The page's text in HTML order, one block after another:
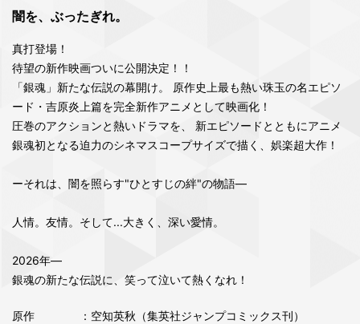
闇を、ぶったぎれ。
真打登場！
待望の新作映画ついに公開決定！！
「銀魂」新たな伝説の幕開け。 原作史上最も熱い珠玉の名エピソ
ード・吉原炎上篇を完全新作アニメとして映画化！
圧巻のアクションと熱いドラマを、 新エピソードとともにアニメ
銀魂初となる迫力のシネマスコープサイズで描く、娯楽超大作！
ーそれは、闇を照らす"ひとすじの絆"の物語―
人情。友情。そして...大きく、深い愛情。
2026年―
銀魂の新たな伝説に、笑って泣いて熱くなれ！
原作
：空知英秋（集英社ジャンプコミックス刊）